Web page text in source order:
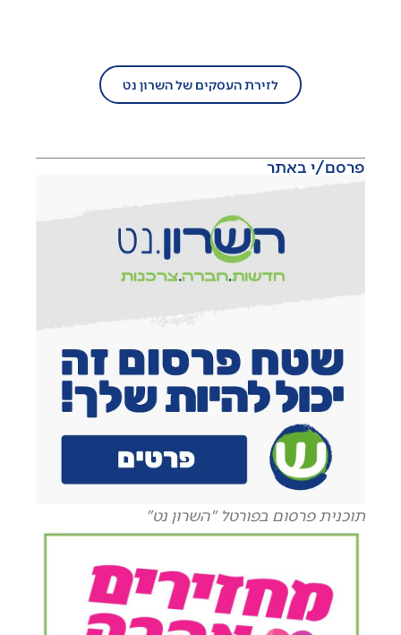
לזירת העסקים של השרון נט
פרסם/י באתר
תוכנית פרסום בפורטל "השרון נט"